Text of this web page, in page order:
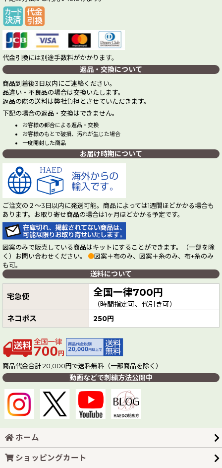
代金引換には別途手数料がかかります。
返品・交換について
商品到着後3日以内にご連絡ください。
品違い・不良品の場合は交換いたします。
返品の際の送料は弊社負担とさせていただきます。
下記の場合の返品・交換はできません。
お客様の都合による返品・交換
お客様のもとで破損、汚れが生じた場合
一度開封した商品
お届け時期について
ご注文の２～3日以内に発送可能。商品によっては1週間ほどかかる場合も
あります。お取り寄せ商品の場合は1ヶ月ほどかかる予定です。
図案のみで販売している商品はキットにすることができます。（一部を除
く）お問い合わせください。 ●図案＋布のみ、図案＋糸のみ、布+糸のみ
も可。
送料について
宅急便 全国一律700円
（時間指定可、代引き可）
ネコポス 250円
商品代金合計 20,000円で送料無料（一部商品を除く）
動画などで刺繍方法公開中
ホーム
ショッピングカート